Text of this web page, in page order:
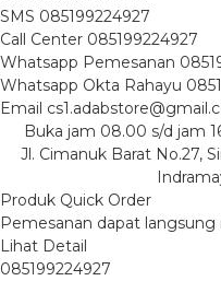
SMS 085199224927
Call Center 085199224927
Whatsapp Pemesanan
Whatsapp Okta Rahayu
Email
Buka jam 08.00 s/d jam
Jl. Cimanuk Barat No.27,
Produk Quick Order
Pemesanan dapat
Lihat Detail
085199224927